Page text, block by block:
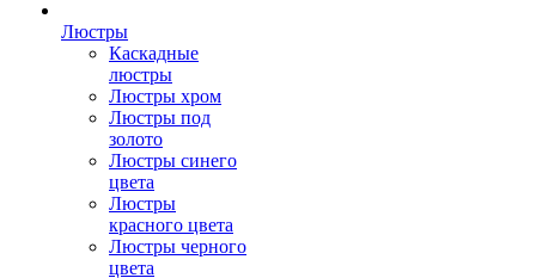
Люстры
Каскадные
люстры
Люстры хром
Люстры под
золото
Люстры синего
цвета
Люстры
красного цвета
Люстры черного
цвета